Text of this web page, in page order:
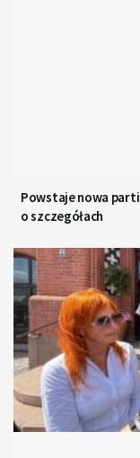
Powstaje nowa
o szczegółach